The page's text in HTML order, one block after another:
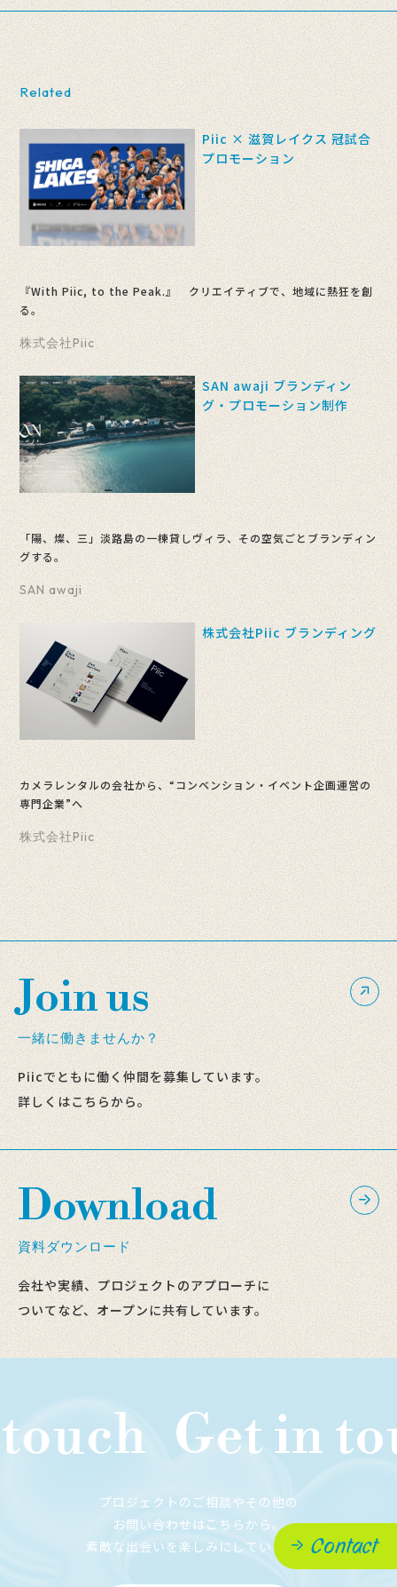
Contact
Related
Piic × 滋賀レイクス 冠試合
プロモーション
『With Piic, to the Peak.』 クリエイティブで、地域に熱狂を創
る。
株式会社Piic
SAN awaji ブランディン
グ・プロモーション制作
「陽、燦、三」淡路島の一棟貸しヴィラ、その空気ごとブランディン
グする。
SAN awaji
株式会社Piic ブランディング
カメラレンタルの会社から、“コンベンション・イベント企画運営の
専門企業”へ
株式会社Piic
Join us
一緒に働きませんか？
Piicでともに働く仲間を募集しています。
詳しくはこちらから。
Download
資料ダウンロード
会社や実績、プロジェクトのアプローチに
ついてなど、オープンに共有しています。
Get in
プロジェクトのご相談やその他の
お問い合わせはこちらから。
素敵な出会いを楽しみにしています。